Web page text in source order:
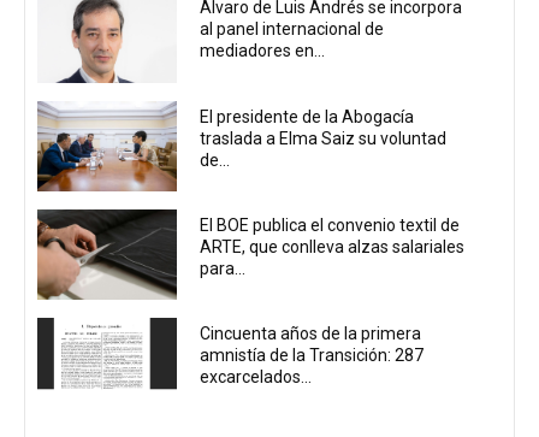
Álvaro de Luis Andrés se incorpora
al panel internacional de
mediadores en...
El presidente de la Abogacía
traslada a Elma Saiz su voluntad
de...
El BOE publica el convenio textil de
ARTE, que conlleva alzas salariales
para...
Cincuenta años de la primera
amnistía de la Transición: 287
excarcelados...